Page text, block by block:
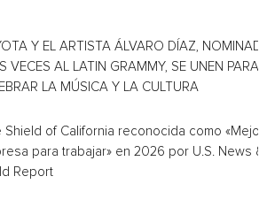
Y EL ARTISTA ÁLVARO DÍAZ,
VECES AL LATIN GRAMMY, SE UNEN PARA
LA MÚSICA Y LA CULTURA
Shield of California reconocida como «Mejor
para trabajar» en 2026 por U.S. News &
Report